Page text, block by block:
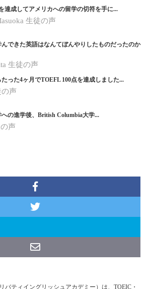
達成してアメリカへの留学の切符を手に...
生徒の声
できた英語はなんてぼんやりしたものだったのか
生徒の声
った4ヶ月でTOEFL 100点を達成しました...
声
への進学後、British Columbia大学...
声
バティイングリッシュアカデミー）は、TOEIC・